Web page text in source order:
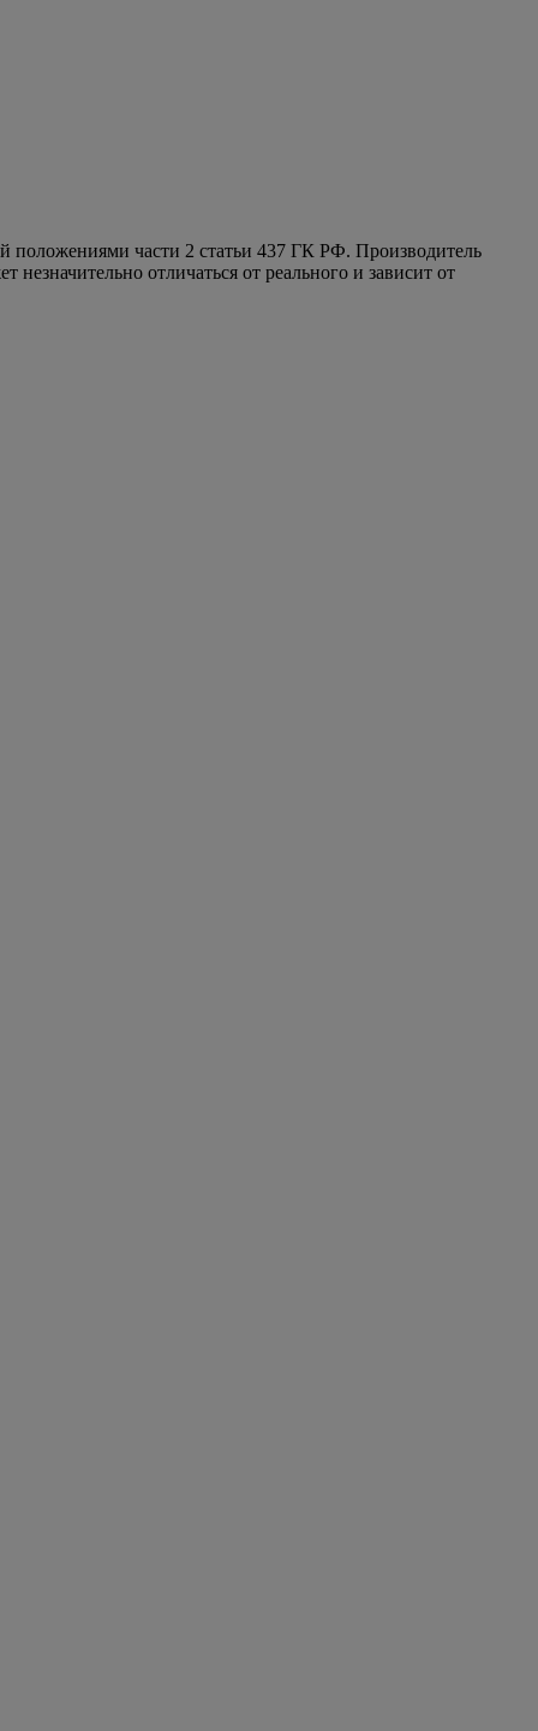
положениями части 2 статьи 437 ГК РФ. Производитель
отличаться от реального и зависит от